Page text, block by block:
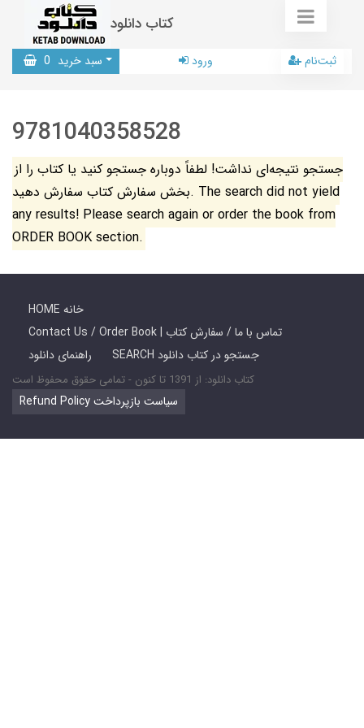
کتاب دانلود
سبد خرید 0 ورود ثبت‌نام
9781040358528
جستجو نتیجه‌ای نداشت! لطفاً دوباره جستجو کنید یا کتاب را از
بخش سفارش کتاب سفارش دهید. The search did not yield
any results! Please search again or order the book from
ORDER BOOK section.
HOME خانه
Contact Us / Order Book | تماس با ما / سفارش کتاب
راهنمای دانلود
SEARCH جستجو در کتاب دانلود
کتاب دانلود: از 1391 تا کنون - تمامی حقوق محفوظ است
Refund Policy سیاست بازپرداخت